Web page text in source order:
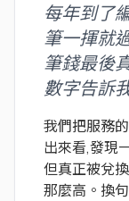
每年到了
筆一揮就
筆錢最後
數字告訴
我們把服務
出來看,發現
但真正被兌
那麼高。換